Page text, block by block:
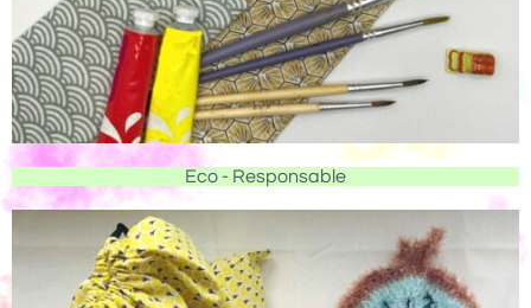
Eco - Responsable